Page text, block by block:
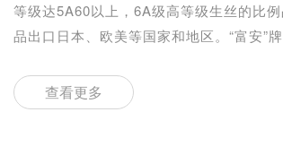
等级达5A60以上，6A级高等级生丝的比
品出口日本、欧美等国家和地区。“富安”
查看更多